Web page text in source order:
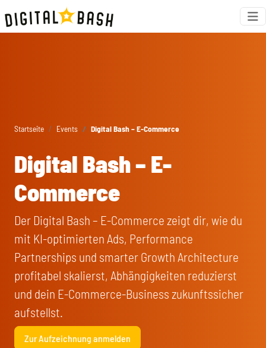
Startseite Events Digital Bash – E-Commerce
Digital Bash – E-
Commerce
Der Digital Bash – E-Commerce zeigt dir, wie du
mit KI-optimierten Ads, Performance
Partnerships und smarter Growth Architecture
profitabel skalierst, Abhängigkeiten reduzierst
und dein E-Commerce-Business zukunftssicher
aufstellst.
Zur Aufzeichnung anmelden